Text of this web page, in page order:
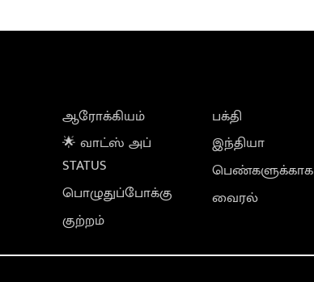
ஆரோக்கியம்
🌟 வாட்ஸ் அப்
STATUS
பொழுதுப்போக்கு
குற்றம்
பக்தி
இந்தியா
பெண்களுக்காக
வைரல்